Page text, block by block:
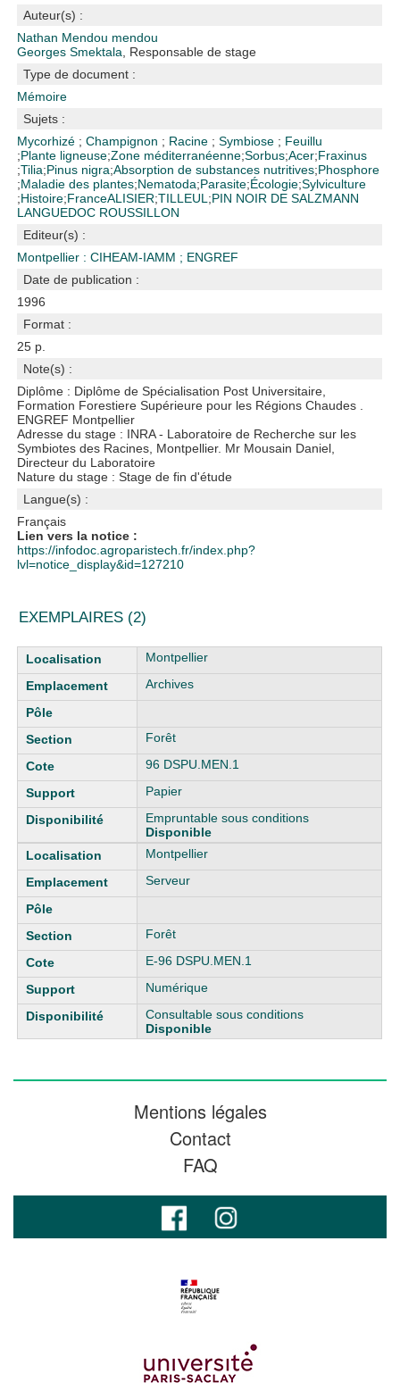
Auteur(s) :
Nathan Mendou mendou
Georges Smektala , Responsable de stage
Type de document :
Mémoire
Sujets :
Mycorhizé ;Champignon ; Racine ;Symbiose ; Feuillu
;Plante ligneuse;Zone méditerranéenne;Sorbus;Acer;Fraxinus
;Tilia;Pinus nigra;Absorption de substances nutritives;Phosphore
;Maladie des plantes;Nematoda;Parasite;Écologie;Sylviculture
;Histoire;FranceALISIER;TILLEUL ;PIN NOIR DE SALZMANN
LANGUEDOC ROUSSILLON
Editeur(s) :
Montpellier : CIHEAM-IAMM ; ENGREF
Date de publication :
1996
Format :
25 p.
Note(s) :
Diplôme : Diplôme de Spécialisation Post Universitaire,
Formation Forestiere Supérieure pour les Régions Chaudes .
ENGREF Montpellier
Adresse du stage : INRA - Laboratoire de Recherche sur les
Symbiotes des Racines, Montpellier. Mr Mousain Daniel,
Directeur du Laboratoire
Nature du stage : Stage de fin d'étude
Langue(s) :
Français
Lien vers la notice :
https://infodoc.agroparistech.fr/index.php?
lvl=notice_display&id=127210
EXEMPLAIRES (2)
Liste des exemplaires
Montpellier
Archives
Forêt
96 DSPU.MEN.1
Papier
Empruntable sous conditions
Disponible
Montpellier
Serveur
Forêt
E-96 DSPU.MEN.1
Numérique
Consultable sous conditions
Disponible
Mentions légales
Contact
FAQ